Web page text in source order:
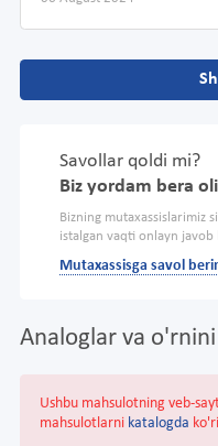
Savollar qoldi mi?
Biz yordam bera
Bizning mutaxassislarimiz
istalgan vaqti onlayn javob
Mutaxassisga savol
Analoglar va
Ushbu mahsulotning veb-
mahsulotlarni katalogda